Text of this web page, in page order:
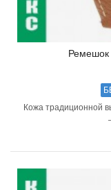
Ремешок
Кожа традиционной